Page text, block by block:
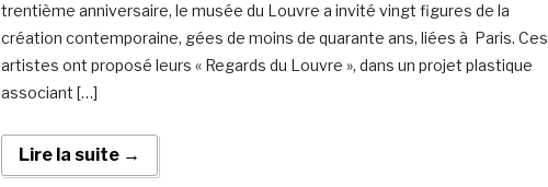
trentième anniversaire, le musée du Louvre a invité vingt figures de la
création contemporaine, gées de moins de quarante ans, liées à Paris. Ces
artistes ont proposé leurs « Regards du Louvre », dans un projet plastique
associant […]
Lire la suite →